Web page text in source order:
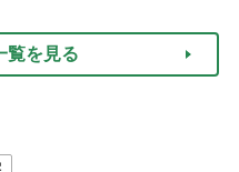
覧を見る